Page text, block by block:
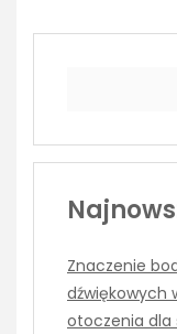
Znaczenie
dźwiękowych
otoczenia dla